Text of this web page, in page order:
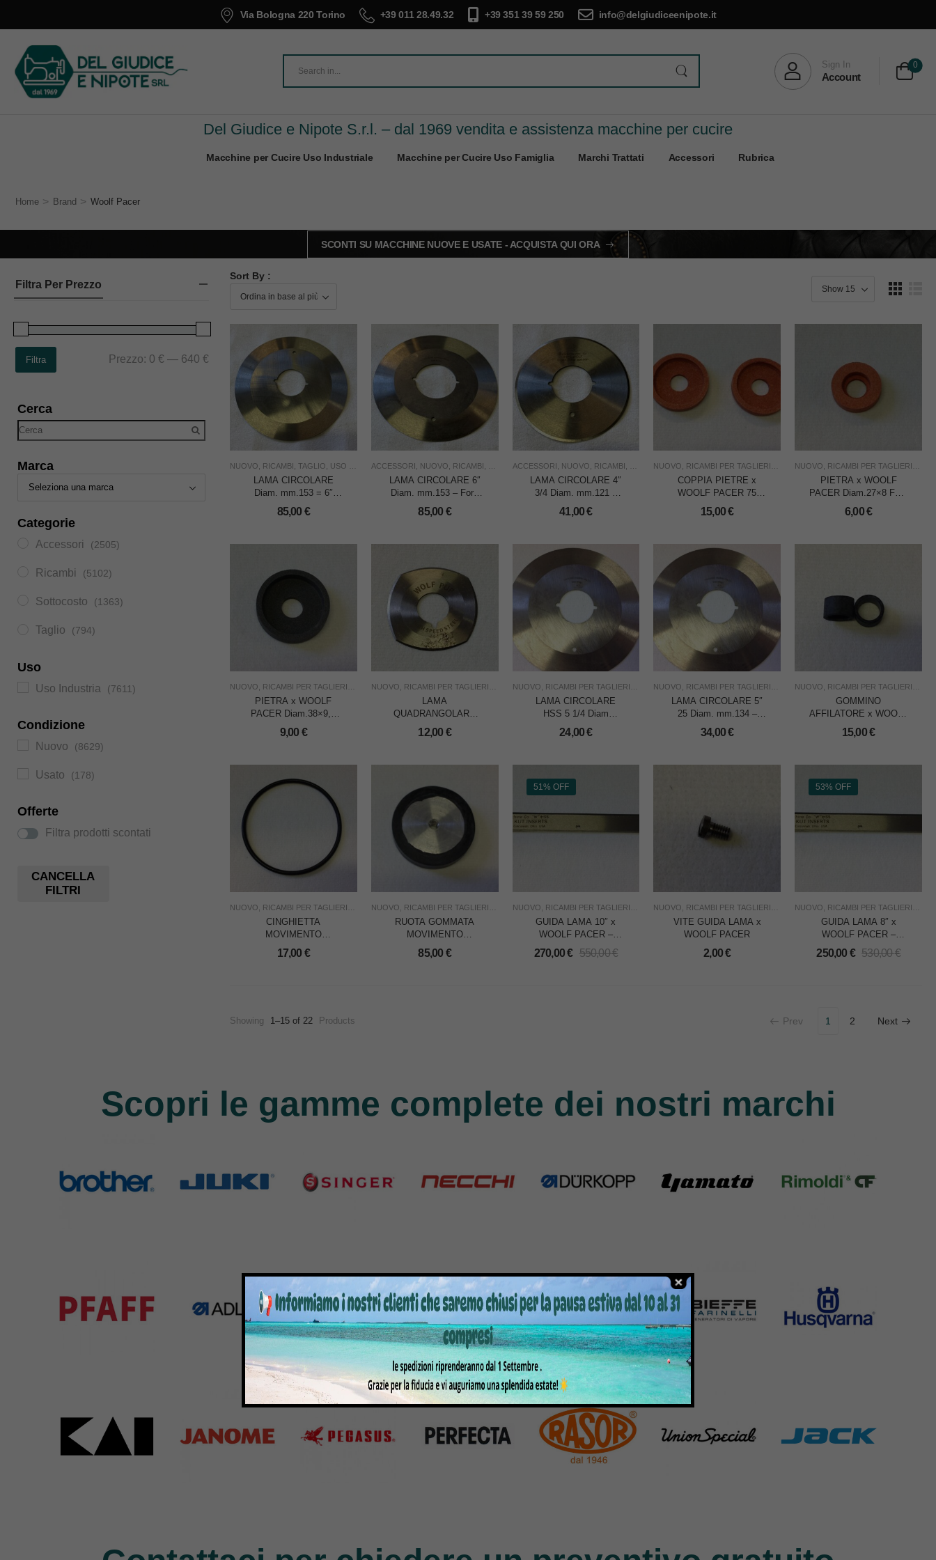
Via Bologna 220 Torino +39 011 28.49.32 +39 351 39 59 250 info@delgiudiceenipote.it
Sign In
Account
0
Del Giudice e Nipote S.r.l. – dal 1969 vendita e assistenza macchine per cucire
Macchine per Cucire Uso Industriale Macchine per Cucire Uso Famiglia Marchi Trattati Accessori Rubrica
Home > Brand > Woolf Pacer
SCONTI SU MACCHINE NUOVE E USATE - ACQUISTA QUI ORA
Filtra Per Prezzo
Filtra Prezzo: 0 € — 640 €
Cerca
Marca
Categorie
Accessori (2505)
Ricambi (5102)
Sottocosto (1363)
Taglio (794)
Uso
Uso Industria (7611)
Condizione
Nuovo (8629)
Usato (178)
Offerte
Filtra prodotti scontati
CANCELLA
FILTRI
Sort By :
NUOVO RICAMBI TAGLIO USO INDUSTRIA ,WOOLF PACER
LAMA CIRCOLARE
Diam. mm.153 = 6″
FORO mm.40 PER
WOLF
85,00 €
ACCESSORI NUOVO RICAMBI TAGLIO,USO INDUSTRIA,WOOLF PACER
LAMA CIRCOLARE 6″
Diam. mm.153 – Foro
mm.50 x RIMOLDI 828
= TAGLIERINA WOOLF
85,00 €
ACCESSORI NUOVO RICAMBI TAGLIO, USO INDUSTRIA,WOOLF PACER
LAMA CIRCOLARE 4″
3/4 Diam. mm.121 –
Foro mm.43 x WOOLF
PACER
41,00€
NUOVO RICAMBI PER TAGLIERINE TAGLIO,USO INDUSTRIA ,WOOLF
COPPIA PIETRE x
WOOLF PACER 75
Diam.36×8 Foro mm.11
GRANA MEDIA K80
15,00€
NUOVO RICAMBI PER TAGLIERINE
PIETRA x WOOLF
PACER Diam.27×8 Foro
mm.11 GRANA MEDIA
K80
6,00€
NUOVO RICAMBI PER TAGLIERINE TAGLIO,USO INDUSTRIA ,WOOLF PACER
PIETRA x WOOLF
PACER Diam.38×9,5
Foro mm.11 GRANA
FINE
9,00 €
NUOVO RICAMBI PER TAGLIERINE TAGLIO,USO INDUSTRIA ,WOOLF PACER
LAMA
QUADRANGOLARE
mm.50 – Foro mm.17,5
x WOOLF PACER
12,00 €
NUOVO RICAMBI PER TAGLIERINE TAGLIO,USO INDUSTRIA ,WOOLF PACER
LAMA CIRCOLARE
HSS 5 1/4 Diam
mm.134 – Foro mm.40
x BLAZER 2 WOOLF
24,00€
NUOVO RICAMBI PER TAGLIERINE TAGLIO,USO INDUSTRIA ,WOOLF
LAMA CIRCOLARE 5″
25 Diam. mm.134 –
Foro mm.43 x WOOLF
PACER
34,00€
NUOVO RICAMBI PER TAGLIERINE
GOMMINO
AFFILATORE x WOOLF
PACER – CADAUNO
15,00€
NUOVO RICAMBI PER TAGLIERINE TAGLIO,USO INDUSTRIA ,WOOLF PACER
CINGHIETTA
MOVIMENTO
GR.AFFILATORE x
WOOLF PACER
17,00 €
NUOVO RICAMBI PER TAGLIERINE TAGLIO,USO INDUSTRIA ,WOOLF PACER
RUOTA GOMMATA
MOVIMENTO
AFFILATORE x WOOLF
PACER
85,00 €
51% OFF
NUOVO RICAMBI PER TAGLIERINE TAGLIO,USO INDUSTRIA ,WOOLF PACER
GUIDA LAMA 10″ x
WOOLF PACER –
OFFERTISSIMA
270,00€ 550,00€
NUOVO RICAMBI PER TAGLIERINE TAGLIO,USO INDUSTRIA ,WOOLF
VITE GUIDA LAMA x
WOOLF PACER
2,00€
53% OFF
NUOVO RICAMBI PER TAGLIERINE
GUIDA LAMA 8″ x
WOOLF PACER –
OFFERTISSIMA
250,00 € 530,00€
Showing 1–15 of 22 Products Prev 1 2 Next
Scopri le gamme complete dei nostri marchi
Baratto
172 Products
Bernina
295 Products
Cornely
198 Products
Bieffe
42 Products